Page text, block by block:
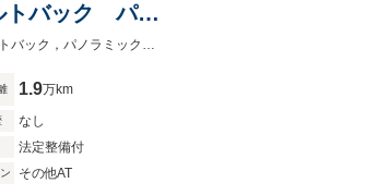
トバック パノ
ド 前後ドラ【問合No：15528】AMGカーボンファイバーインテリアトリム，エクスクルーシブPKG，リアベルトバック，パノラミックSR，ブルメスタサウンド，ヘッドアップディスプレイ，エアバランスPKG
1.9万km
なし
法定整備付
その他AT